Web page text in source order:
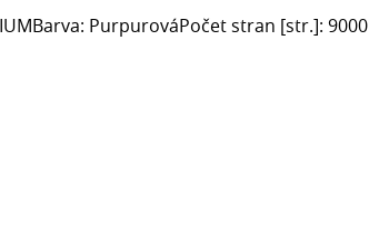
PurpurováPočet stran [str.]: 9000